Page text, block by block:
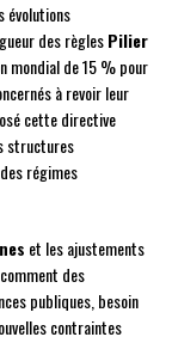
évolutions
des règlesPilier
mondial de 15 % pour
à revoir leur
cette directive
structures
régimes
et les ajustements
des
publiques, besoin
contraintes